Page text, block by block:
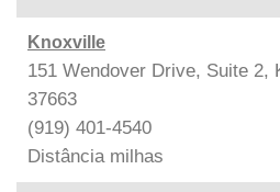
Knoxville
151 Wendover Drive, Suite 2,
37663
(919) 401-4540
Distância milhas